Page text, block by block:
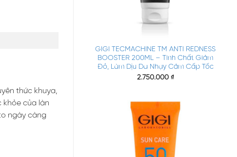
thức khuya,
khỏe của làn
ngày càng
GIGI TECMACHINE TM ANTI REDNESS
BOOSTER 200ML – Tinh Chất Giảm
Đỏ, Làm Dịu Da Nhạy Cảm Cấp Tốc
2.750.000 ₫